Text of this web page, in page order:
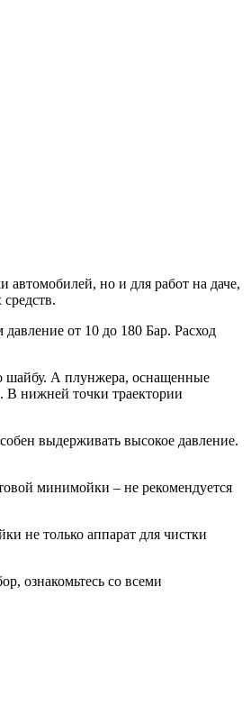
но и для работ на даче,
от 10 до 180 Бар. Расход
шайбу. А плунжера, оснащенные
В нижней точки траектории
выдерживать высокое давление.
минимойки – не рекомендуется
не только аппарат для чистки
ознакомьтесь со всеми